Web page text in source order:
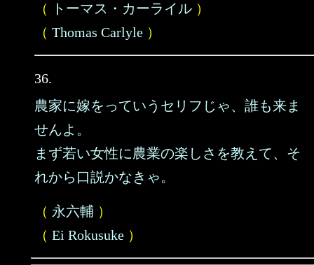
（ トーマス・カーライル ）
（ Thomas Carlyle ）
36.
農家に嫁をっていうセリフじゃ、誰も来ま
せんよ。
まず若い女性に農業の楽しさを教えて、そ
れから口説かなきゃ。
（ 永六輔 ）
（ Ei Rokusuke ）